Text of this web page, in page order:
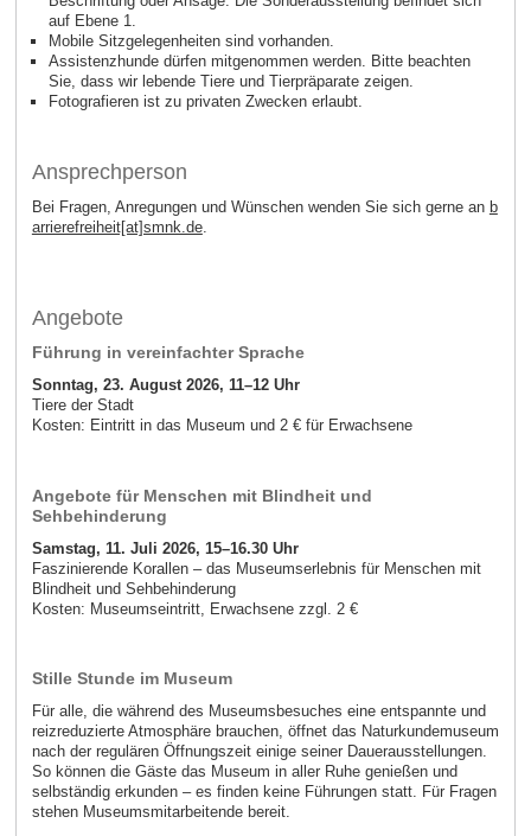
auf Ebene 1.
Mobile Sitzgelegenheiten sind vorhanden.
Assistenzhunde dürfen mitgenommen werden. Bitte beachten
Sie, dass wir lebende Tiere und Tierpräparate zeigen.
Fotografieren ist zu privaten Zwecken erlaubt.
Ansprechperson
Bei Fragen, Anregungen und Wünschen wenden Sie sich gerne an b
arrierefreiheit[at]smnk.de.
Angebote
Führung in vereinfachter Sprache
Sonntag, 23. August 2026, 11–12 Uhr
Tiere der Stadt
Kosten: Eintritt in das Museum und 2 € für Erwachsene
Angebote für Menschen mit Blindheit und
Sehbehinderung
Samstag, 11. Juli 2026, 15–16.30 Uhr
Faszinierende Korallen – das Museumserlebnis für Menschen mit
Blindheit und Sehbehinderung
Kosten: Museumseintritt, Erwachsene zzgl. 2 €
Stille Stunde im Museum
Für alle, die während des Museumsbesuches eine entspannte und
reizreduzierte Atmosphäre brauchen, öffnet das Naturkundemuseum
nach der regulären Öffnungszeit einige seiner Dauerausstellungen.
So können die Gäste das Museum in aller Ruhe genießen und
selbständig erkunden – es finden keine Führungen statt. Für Fragen
stehen Museumsmitarbeitende bereit.